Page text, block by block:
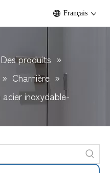
Français
Des produits »
» Charnière »
inoxydable-